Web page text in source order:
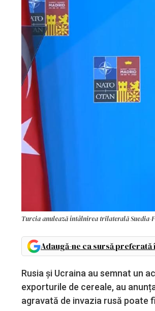
Turcia anulează întâlnirea trilaterală Suedia-
Adaugă-ne ca sursă preferată
Rusia și Ucraina au semnat un
exporturile de cereale, au
agravată de invazia rusă poate